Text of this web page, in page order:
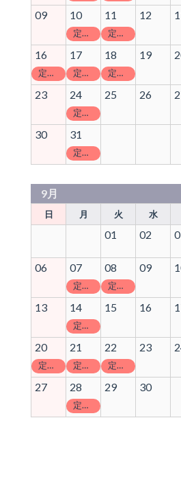
09 10
定休日
11
定休日
12
16
定休日
17
定休日
18
定休日
19
23 24
定休日
25 26
30 31
定休日
9月
日 月 火 水
01 02
06 07
定休日
08
定休日
09
13 14
定休日
15 16
20
定休日
21
定休日
22
定休日
23
27 28
定休日
29 30